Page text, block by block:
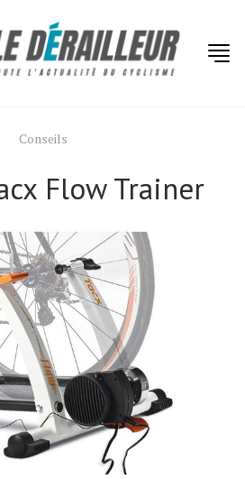
Conseils
Flow Trainer